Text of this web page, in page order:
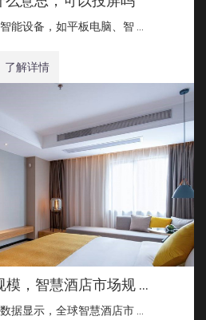
能设备，如平板电脑、智 …
了解详情
模，智慧酒店市场规 …
据显示，全球智慧酒店市 …